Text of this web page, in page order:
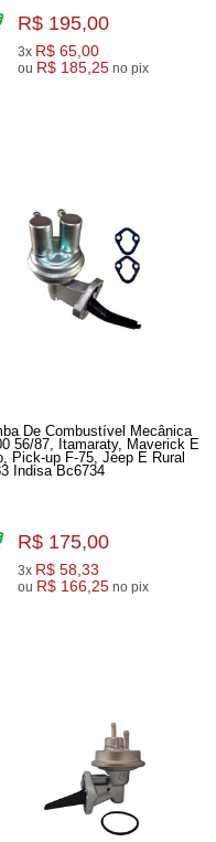
R$ 195,00
3x R$ 65,00
ou R$ 185,25 no pix
De Combustível Mecânica
56/87, Itamaraty, Maverick E
Pick-up F-75, Jeep E Rural
Indisa Bc6734
R$ 175,00
3x R$ 58,33
ou R$ 166,25 no pix